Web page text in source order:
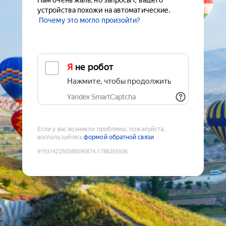
устройства похожи на автоматические.
Почему это могло произойти?
Я не робот
Нажмите, чтобы продолжить
Yandex SmartCaptcha
Если у вас возникли проблемы, пожалуйста,
воспользуйтесьформой обратной связи
9193142250388590874:1786255936